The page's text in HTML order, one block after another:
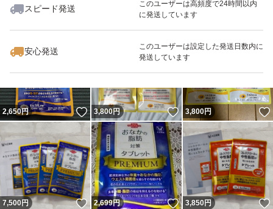
スピード発送
このユーザーは高頻度で24時間以内
に発送しています
安心発送
このユーザーは設定した発送日数内に
発送しています
いいね！
3,500
2,650円 いいね！
3,800円 いいね！
3,800円
7,500円 いいね！
2,699円 いいね！
3,850円